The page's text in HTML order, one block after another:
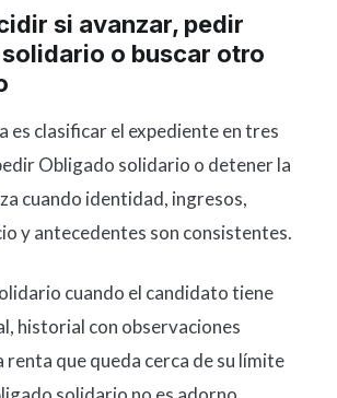
si avanzar, pedir
o buscar otro
es clasificar el expediente en tres
Obligado solidario o detener la
cuando identidad, ingresos,
y antecedentes son consistentes.
cuando el candidato tiene
historial con observaciones
renta que queda cerca de su límite